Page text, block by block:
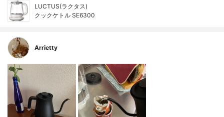
LUCTUS(ラクタス)
クックケトル SE6300
Arrietty